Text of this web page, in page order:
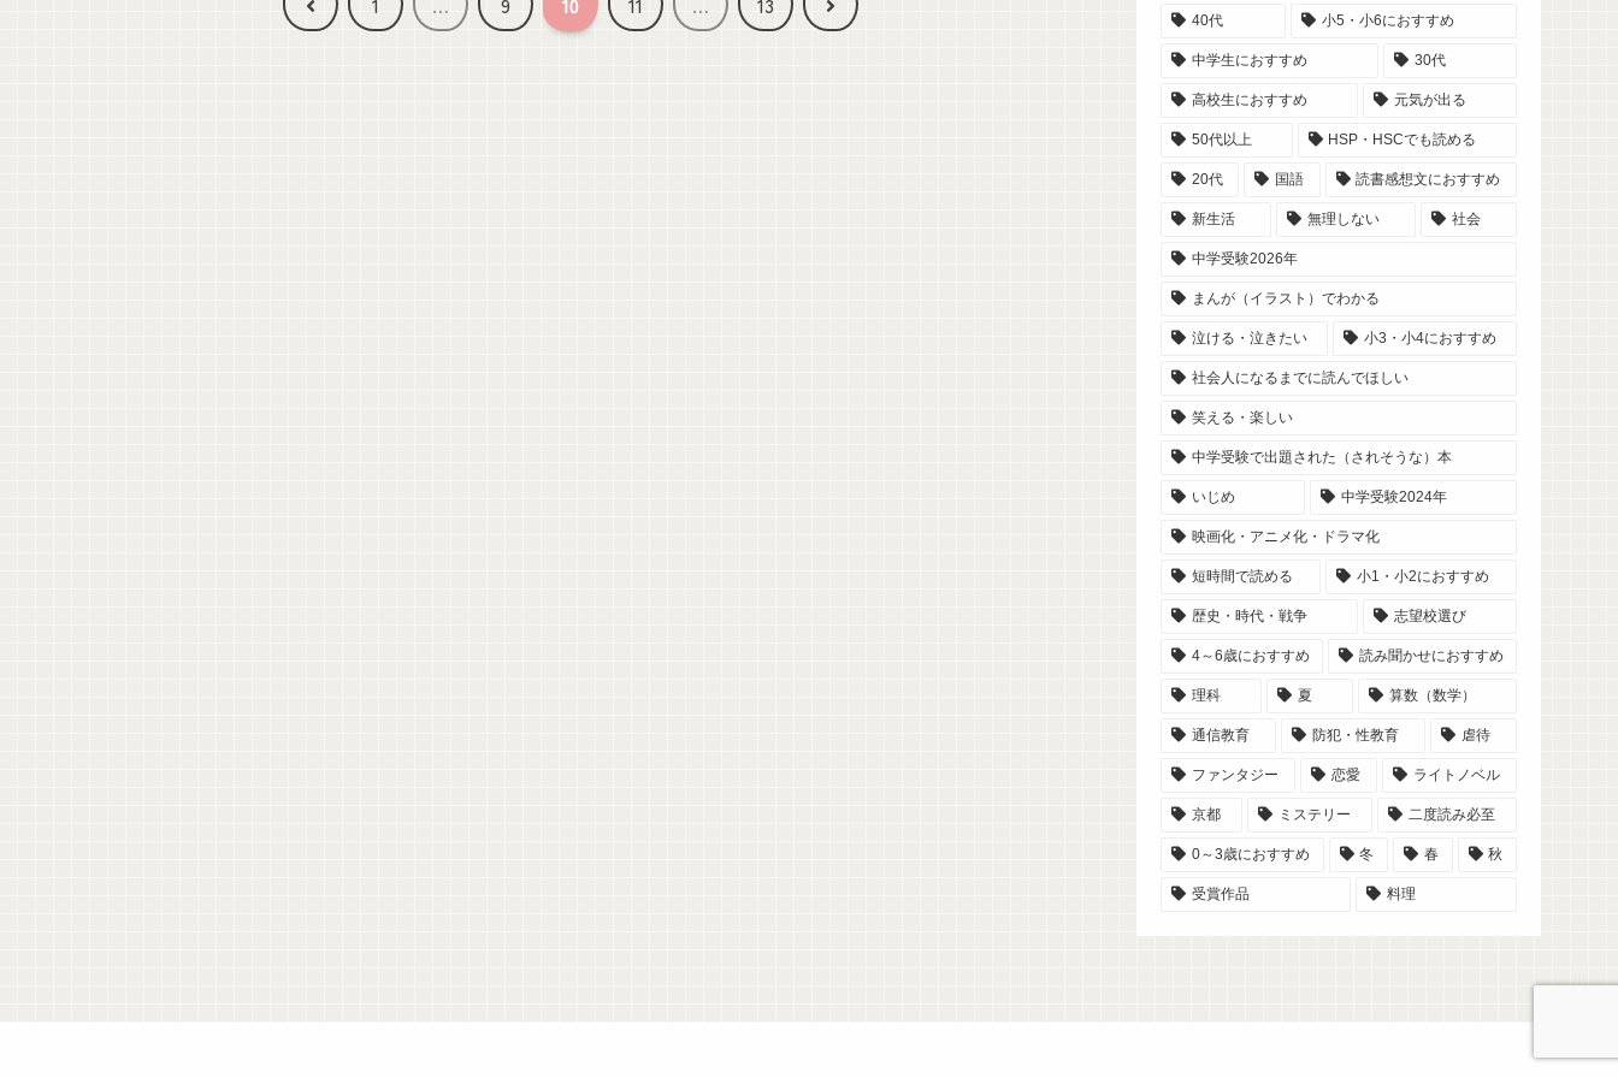
40代 小5・小6におすすめ
中学生におすすめ 30代
高校生におすすめ 元気が出る
50代以上 HSP・HSCでも読める
20代 国語 読書感想文におすすめ
新生活 無理しない 社会
中学受験2026年
まんが（イラスト）でわかる
泣ける・泣きたい 小3・小4におすすめ
社会人になるまでに読んでほしい
笑える・楽しい
中学受験で出題された（されそうな）本
いじめ 中学受験2024年
映画化・アニメ化・ドラマ化
短時間で読める 小1・小2におすすめ
歴史・時代・戦争 志望校選び
4～6歳におすすめ 読み聞かせにおすすめ
理科 夏 算数（数学）
通信教育 防犯・性教育 虐待
ファンタジー 恋愛 ライトノベル
京都 ミステリー 二度読み必至
0～3歳におすすめ 冬 春 秋
受賞作品 料理